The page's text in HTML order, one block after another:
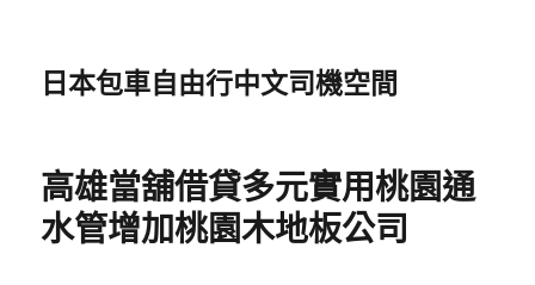
日本包車自由行中文司機空間
高雄當舖借貸多元實用桃園通
水管增加桃園木地板公司